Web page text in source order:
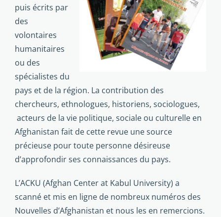
puis écrits par
des
volontaires
humanitaires
ou des
spécialistes du
pays et de la région. La contribution des
chercheurs, ethnologues, historiens, sociologues,
acteurs de la vie politique, sociale ou culturelle en
Afghanistan fait de cette revue une source
précieuse pour toute personne désireuse
d’approfondir ses connaissances du pays.
L’ACKU (Afghan Center at Kabul University) a
scanné et mis en ligne de nombreux numéros des
Nouvelles d’Afghanistan et nous les en remercions.